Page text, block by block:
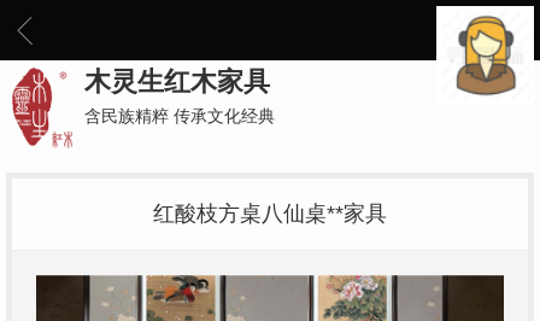
木灵生红木家具
含民族精粹 传承文化经典
红酸枝方桌八仙桌**家具